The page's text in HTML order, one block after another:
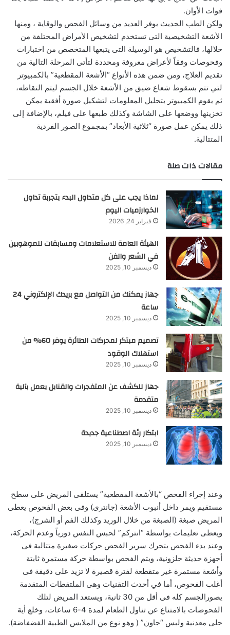
فوات الأوان.
ولكن الطب الحديث يوفر العديد من وسائل الفحص والوقاية ، ومنها
الأشعة التشخيصية التى تستخدم لتشخيص الأمراض المختلفة من
خلالها، فالتشخيص هو الوسيلة التى يتبعها المتخصص من اختبارات
وفحوصات وفقاً لأعراض معروفة ومحددة لتأتى المرحلة التالية من
تقديم العلاج، ومن ضمن هذه الأنواع “الأشعة المقطعية” بالكمبيوتر
لتي تتم بسقوط شعاع ضيق من الأشعة خلال الجسم ليتم التقاطه،
ثم يقوم الكمبيوتر بتحليل المعلومات لتشكيل صورة أفقية يمكن
تخزينها ووضعها على الشاشة وكذلك طبعها على فيلم، بالإضافة إلى
ذلك يمكن عمل صورة “ثلاثية الأبعاد” بمجموع الصور الفردية
المتتالية.
مقالات ذات صلة
لماذا يجب على كل متداول البدء بتجربة تداول
الخوارزميات اليوم
فبراير 24, 2026
الهيئة العامة للاستعلامات ومسابقات للموهوبين
في الشعر والفن
ديسمبر 10, 2025
جهاز يمكنك من التواصل مع بريدك الإلكتروني 24
ساعة
ديسمبر 10, 2025
تصميم مبتكر لمحركات الطائرة يوفر 60% من
استهلاك الوقود
ديسمبر 10, 2025
جهاز للكشف عن المتفجرات والقنابل يعمل بآلية
متقدمة
ديسمبر 10, 2025
ابتكار رئة اصطناعية جديدة
ديسمبر 10, 2025
وعند إجراء الفحص “بالأشعة المقطعية” يستلقى المريض على سطح
مستقيم ويمر داخل أنبوب الأشعة (جانترى) وفى بعض الفحوص يعطى
المريض صبغة (الصبغة من خلال الوريد وكذلك الفم أو الشرج)،
ويعطى تعليمات بواسطة “انتركم” لحبس النفس دورياً وعدم الحركة،
وعند بدء الفحص يتحرك سرير الفحص حركات صغيرة متتالية فى
أجهزة حديثة حلزونية، ويتم الفحص بواسطة حركة مستمرة ثابتة
وأشعة مستمرة غير متقطعة لفترة قصيرة لا تزيد على دقيقة فى
أغلب الفحوص، أما في أحدث التقنيات وهى الملتقطات المتقدمة
يصورالجسم كله فى أقل من 30 ثانية، ويستعد المريض لتلك
الفحوصات بالامتناع عن تناول الطعام لمدة 4-6 ساعات، وخلع أية
حلى معدنية ولبس “جاون” ( وهو نوع من الملابس الطبية الفضفاضة).